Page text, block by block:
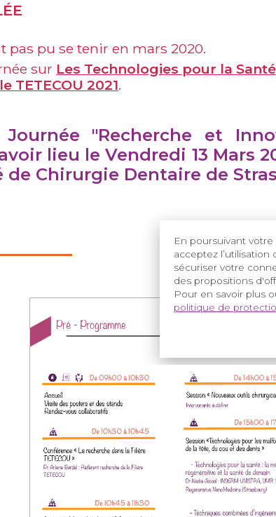
En poursuivant
acceptez
sécuriser votre
des propositions
Pour en savoir plus
politique de
pu se tenir en mars 2020.
sur Les Technologies pour la Santé
TETECOU 2021.
Journée "Recherche et
lieu le Vendredi 13 Mars
de Chirurgie Dentaire de